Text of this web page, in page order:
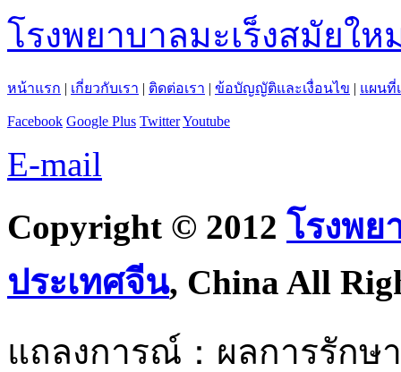
โรงพยาบาลมะเร็งสมัยใ
หน้าแรก | เกี่ยวกับเรา | ติดต่อเรา | ข้อบัญญัติและเงื่อนไข | แผนที่
Facebook Google Plus TwitterYoutube
E-mail
Copyright © 2012 โรงพย
ประเทศจีน, China All
แถลงการณ์：ผลการรักษ